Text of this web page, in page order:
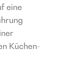
eine
Küchen-